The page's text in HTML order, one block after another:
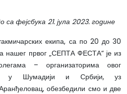
фејсбука 21. јула 2023. године
екипа, са по 20 до 30
нашег првог „СЕПТА ФЕСТА“ је из
– организаторима овог
у Шумадији и Србији, уз
обезбедили смо и две